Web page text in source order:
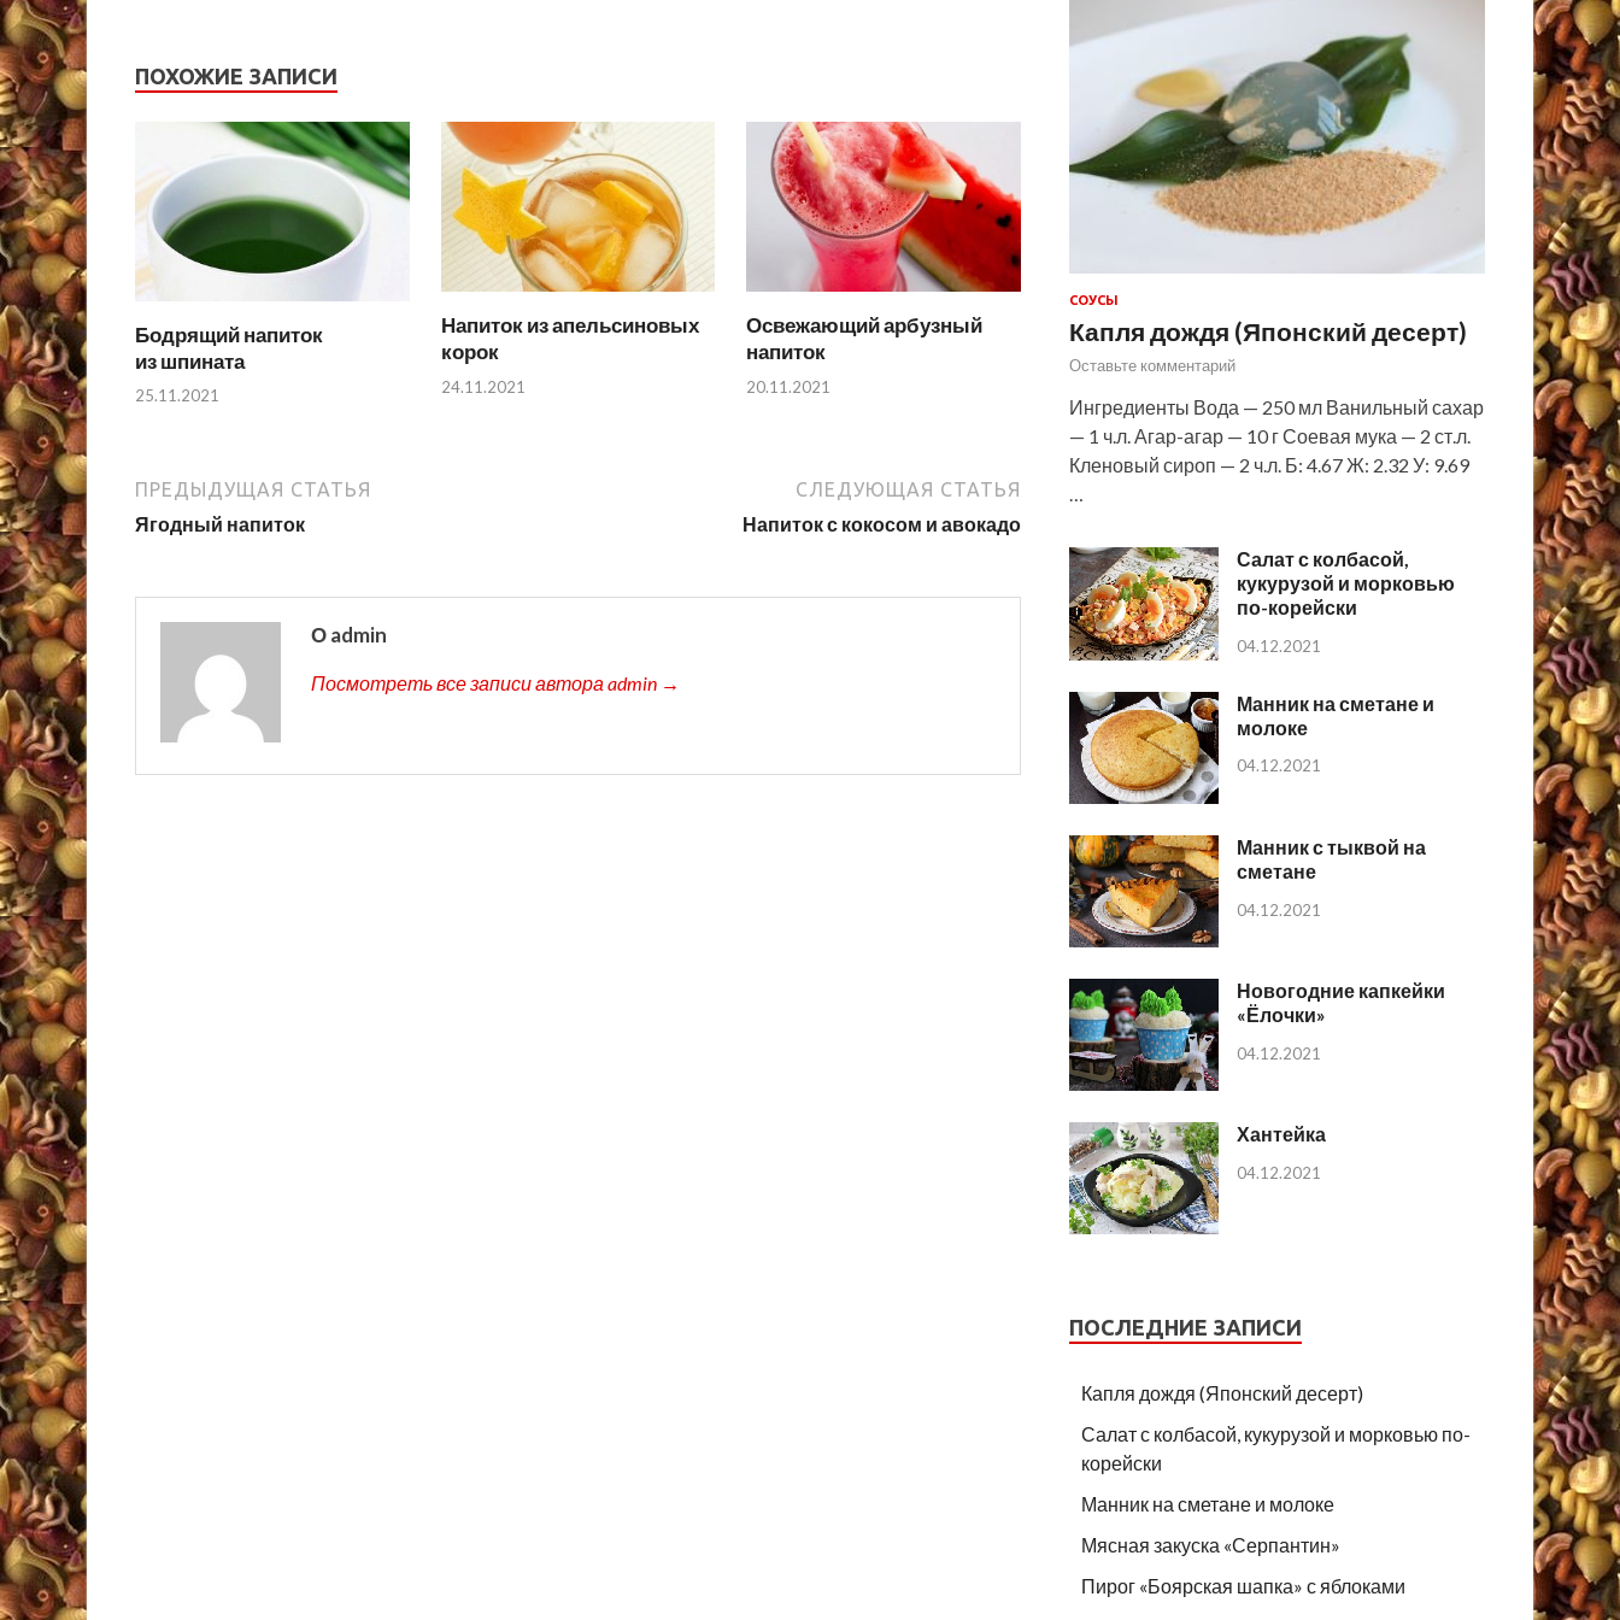
ПОХОЖИЕ ЗАПИСИ
Бодрящий напиток
из шпината
25.11.2021
Напиток из апельсиновых
корок
24.11.2021
Освежающий арбузный
напиток
20.11.2021
ПРЕДЫДУЩАЯ СТАТЬЯ
Ягодный напиток
СЛЕДУЮЩАЯ СТАТЬЯ
Напиток с кокосом и авокадо
О admin
Посмотреть все записи автора admin →
СОУСЫ
Капля дождя (Японский десерт)
Оставьте комментарий
Ингредиенты Вода — 250 мл Ванильный сахар
— 1 ч.л. Агар-агар — 10 г Соевая мука — 2 ст.л.
Кленовый сироп — 2 ч.л. Б: 4.67 Ж: 2.32 У: 9.69
…
Салат с колбасой,
кукурузой и морковью
по-корейски
04.12.2021
Манник на сметане и
молоке
04.12.2021
Манник с тыквой на
сметане
04.12.2021
Новогодние капкейки
«Ёлочки»
04.12.2021
Хантейка
04.12.2021
ПОСЛЕДНИЕ ЗАПИСИ
Капля дождя (Японский десерт)
Салат с колбасой, кукурузой и морковью по-
корейски
Манник на сметане и молоке
Мясная закуска «Серпантин»
Пирог «Боярская шапка» с яблоками